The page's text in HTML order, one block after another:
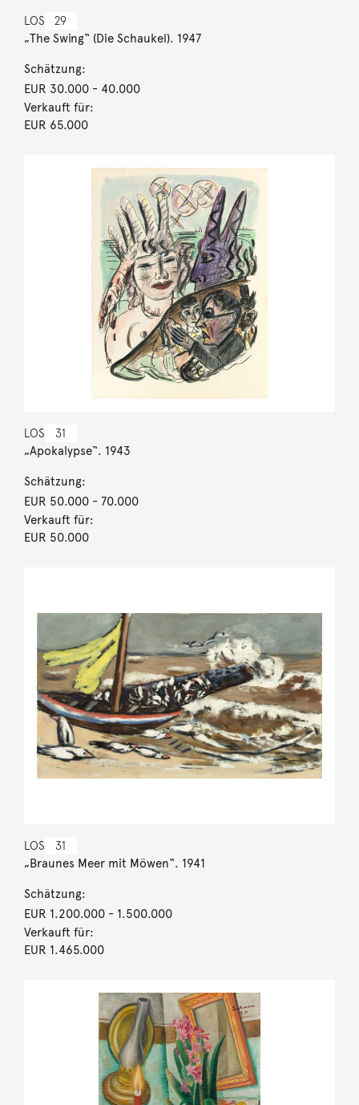
LOS 29
„The Swing“ (Die Schaukel). 1947
Schätzung:
EUR 30.000- 40.000
Verkauft für:
EUR 65.000
LOS 31
„Apokalypse“. 1943
Schätzung:
EUR 50.000- 70.000
Verkauft für:
EUR 50.000
LOS 31
„Braunes Meer mit Möwen“. 1941
Schätzung:
EUR 1.200.000- 1.500.000
Verkauft für:
EUR 1.465.000